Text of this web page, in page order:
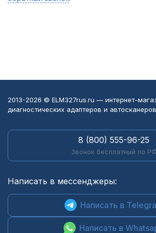
2013-2026 © ELM327rus.ru — интернет-
диагностических адаптеров и автосканеров
8 (800) 555-96-25
Звонок бесплатный по РФ
Написать в мессенджеры:
Написать в
Написать в